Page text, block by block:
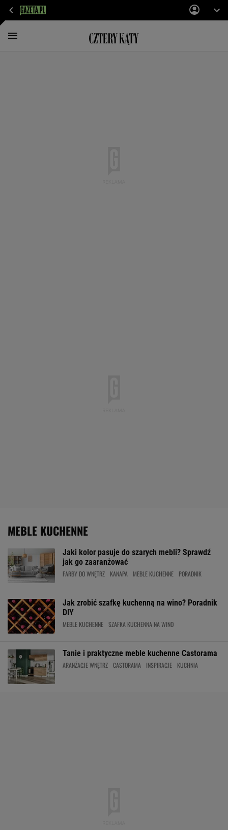
MEBLE KUCHENNE
Jaki kolor pasuje do szarych mebli? Sprawdź
jak go zaaranżować
FARBY DO WNĘTRZ KANAPA MEBLE KUCHENNE PORADNIK
Jak zrobić szafkę kuchenną na wino? Poradnik
DIY
MEBLE KUCHENNE SZAFKA KUCHENNA NA WINO
Tanie i praktyczne meble kuchenne Castorama
ARANŻACJE WNĘTRZ CASTORAMA INSPIRACJE KUCHNIA